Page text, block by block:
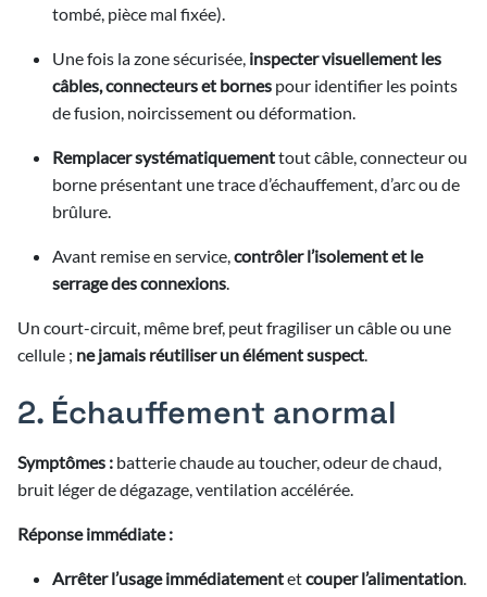
tombé, pièce mal fixée).
Une fois la zone sécurisée, inspecter visuellement les
câbles, connecteurs et bornes pour identifier les points
de fusion, noircissement ou déformation.
Remplacer systématiquementtout câble, connecteur ou
borne présentant une trace d’échauffement, d’arc ou de
brûlure.
Avant remise en service,contrôler l’isolement et le
serrage des connexions.
Un court-circuit, même bref, peut fragiliser un câble ou une
cellule ; ne jamais réutiliser un élément suspect.
2. Échauffement anormal
Symptômes : batterie chaude au toucher, odeur de chaud,
bruit léger de dégazage, ventilation accélérée.
Réponse immédiate :
Arrêter l’usage immédiatementetcouper l’alimentation.